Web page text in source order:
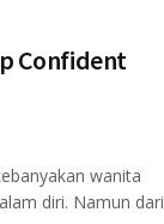
Confident
wanita
diri. Namun dari